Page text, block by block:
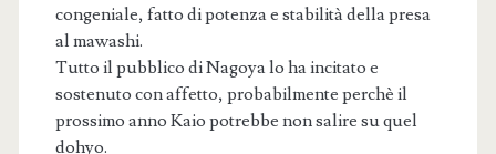
congeniale, fatto di potenza e stabilità della presa
al mawashi.
Tutto il pubblico di Nagoya lo ha incitato e
sostenuto con affetto, probabilmente perchè il
prossimo anno Kaio potrebbe non salire su quel
dohyo.